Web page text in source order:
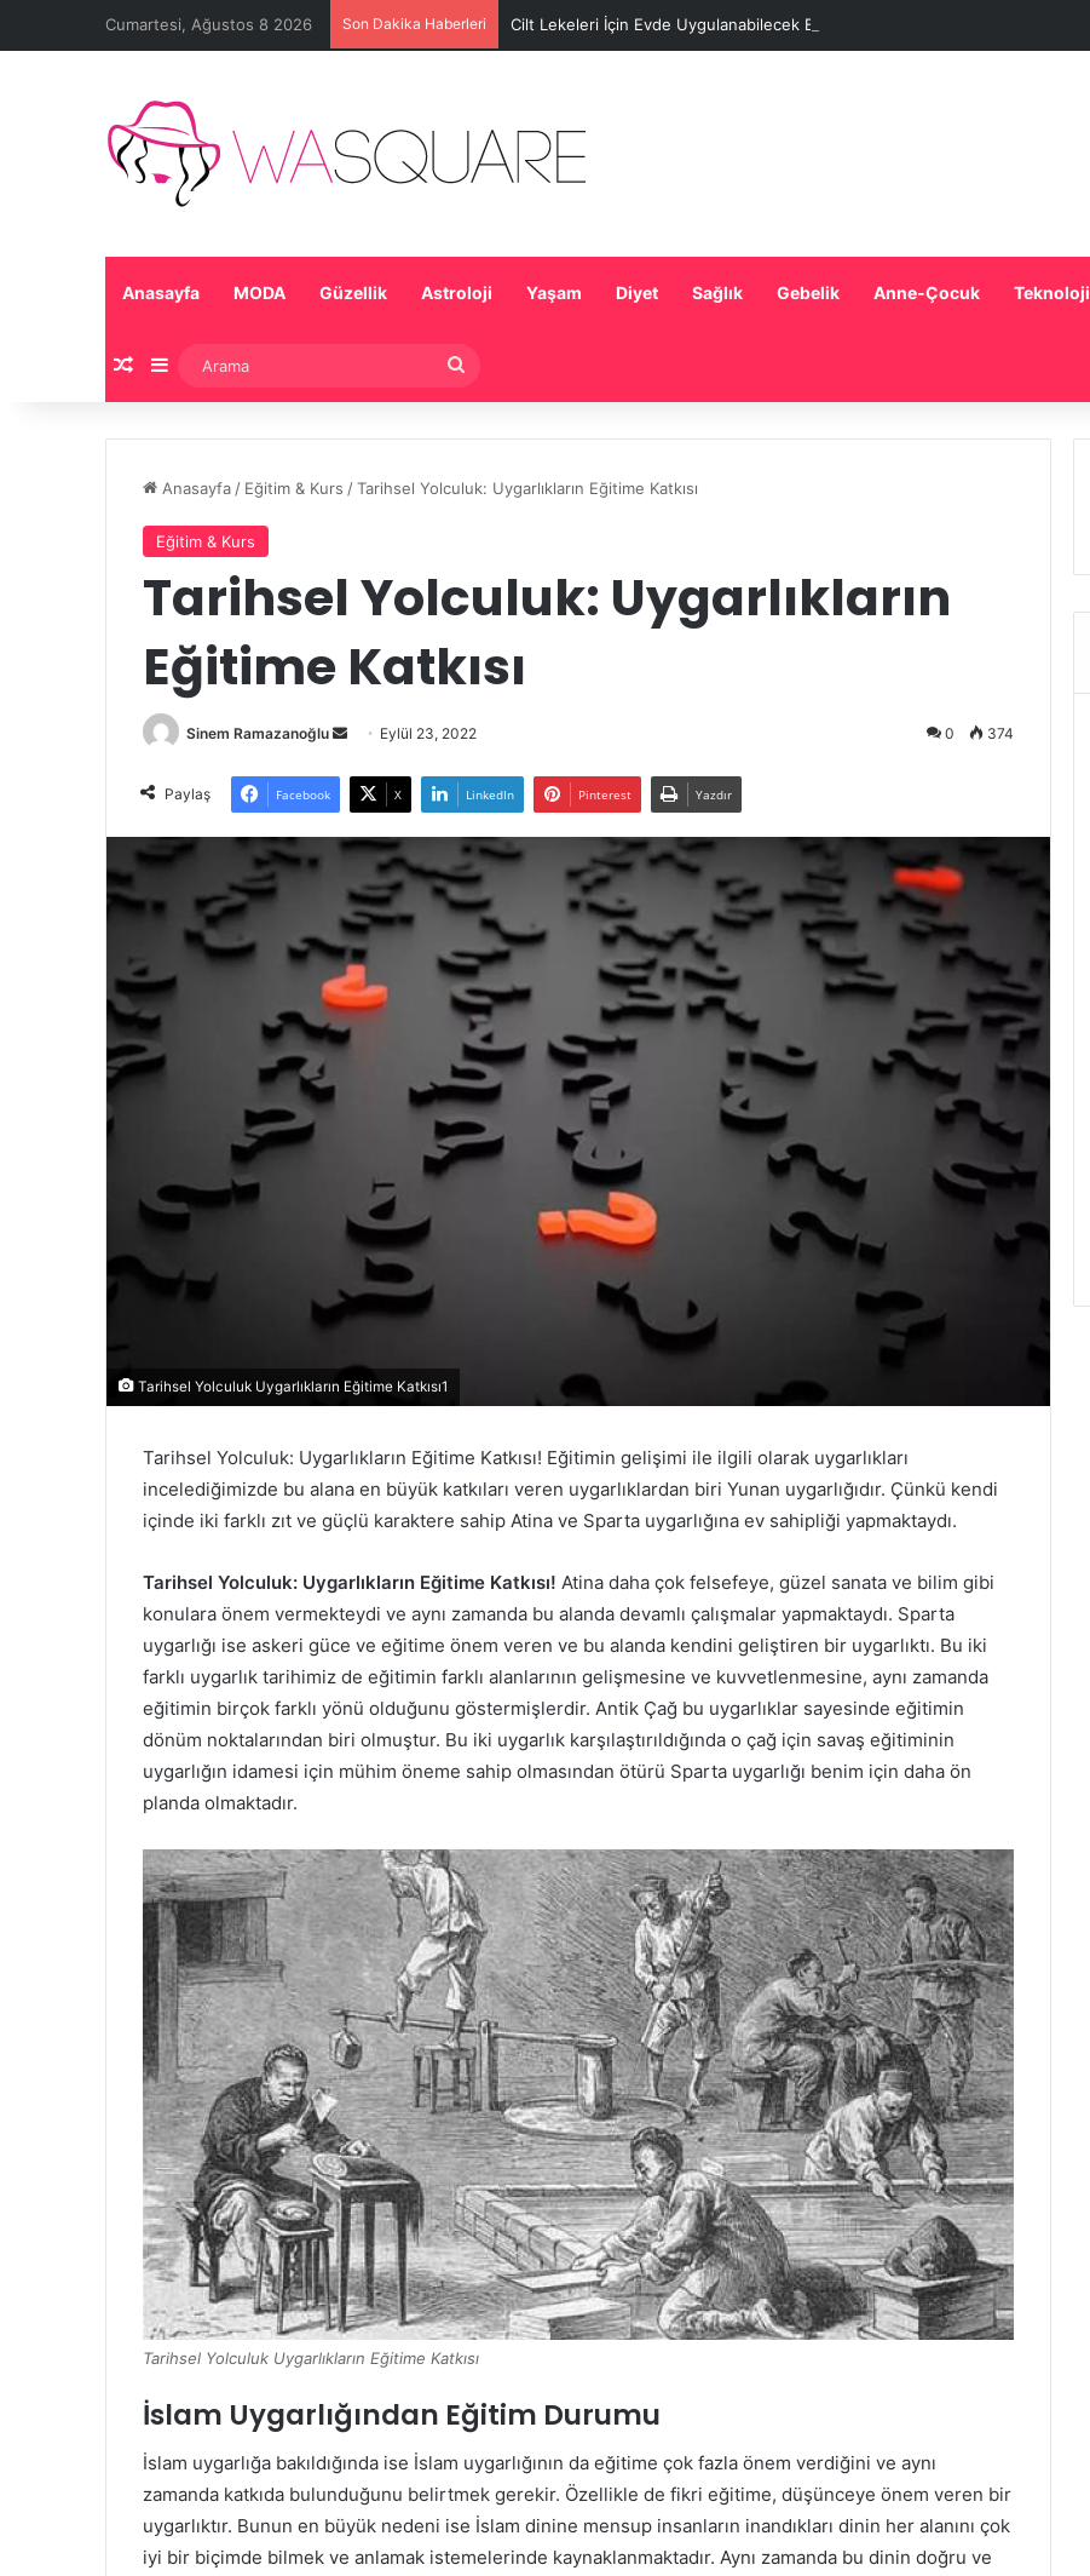
Cumartesi, Ağustos 8 2026 Son Dakika Haberleri Cilt Lekeleri İçin Evde Uygulanabilecek Basit Maskeler
Anasayfa MODA Güzellik Astroloji Yaşam Diyet Sağlık Gebelik Anne-Çocuk Teknoloji
Rastgele Makale
Kenar Bölmesi
Anasayfa / Eğitim & Kurs /Tarihsel Yolculuk: Uygarlıkların Eğitime Katkısı
Eğitim & Kurs
Tarihsel Yolculuk: Uygarlıkların
Eğitime Katkısı
Sinem Ramazanoğlu
Bir
posta
Eylül 23, 2022 0 374
Paylaş Facebook X LinkedIn Pinterest Yazdır
Tarihsel Yolculuk Uygarlıkların Eğitime Katkısı1
Tarihsel Yolculuk: Uygarlıkların Eğitime Katkısı! Eğitimin gelişimi ile ilgili olarak uygarlıkları
incelediğimizde bu alana en büyük katkıları veren uygarlıklardan biri Yunan uygarlığıdır. Çünkü kendi
içinde iki farklı zıt ve güçlü karaktere sahip Atina ve Sparta uygarlığına ev sahipliği yapmaktaydı.
Tarihsel Yolculuk: Uygarlıkların Eğitime Katkısı! Atina daha çok felsefeye, güzel sanata ve bilim gibi
konulara önem vermekteydi ve aynı zamanda bu alanda devamlı çalışmalar yapmaktaydı. Sparta
uygarlığı ise askeri güce ve eğitime önem veren ve bu alanda kendini geliştiren bir uygarlıktı. Bu iki
farklı uygarlık tarihimiz de eğitimin farklı alanlarının gelişmesine ve kuvvetlenmesine, aynı zamanda
eğitimin birçok farklı yönü olduğunu göstermişlerdir. Antik Çağ bu uygarlıklar sayesinde eğitimin
dönüm noktalarından biri olmuştur. Bu iki uygarlık karşılaştırıldığında o çağ için savaş eğitiminin
uygarlığın idamesi için mühim öneme sahip olmasından ötürü Sparta uygarlığı benim için daha ön
planda olmaktadır.
Tarihsel Yolculuk Uygarlıkların Eğitime Katkısı
İslam Uygarlığından Eğitim Durumu
İslam uygarlığa bakıldığında ise İslam uygarlığının da eğitime çok fazla önem verdiğini ve aynı
zamanda katkıda bulunduğunu belirtmek gerekir. Özellikle de fikri eğitime, düşünceye önem veren bir
uygarlıktır. Bunun en büyük nedeni ise İslam dinine mensup insanların inandıkları dinin her alanını çok
iyi bir biçimde bilmek ve anlamak istemelerinde kaynaklanmaktadır. Aynı zamanda bu dinin doğru ve